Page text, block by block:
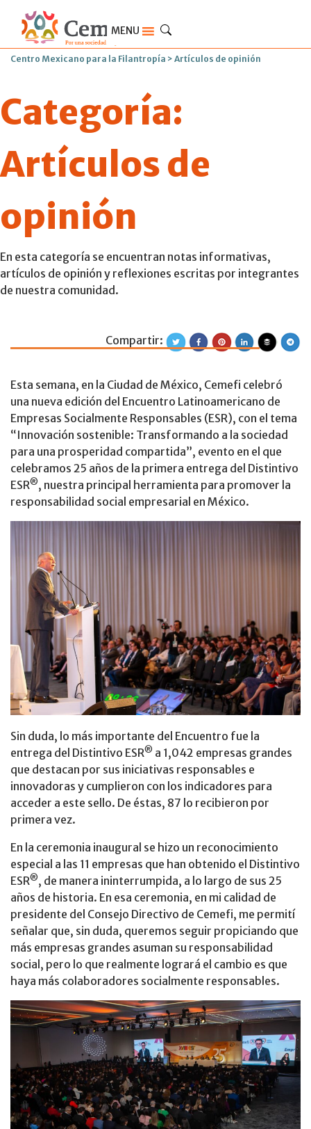
MENU
Centro Mexicano para la Filantropía > Artículos de opinión
Categoría:
Artículos de
opinión
En esta categoría se encuentran notas informativas,
artículos de opinión y reflexiones escritas por integrantes
de nuestra comunidad.
25 años
Compartir:
Esta semana, en la Ciudad de México, Cemefi celebró
una nueva edición del Encuentro Latinoamericano de
Empresas Socialmente Responsables (ESR), con el tema
“Innovación sostenible: Transformando a la sociedad
para una prosperidad compartida”, evento en el que
celebramos 25 años de la primera entrega del Distintivo
ESR®, nuestra principal herramienta para promover la
responsabilidad social empresarial en México.
Sin duda, lo más importante del Encuentro fue la
entrega del Distintivo ESR® a 1,042 empresas grandes
que destacan por sus iniciativas responsables e
innovadoras y cumplieron con los indicadores para
acceder a este sello. De éstas, 87 lo recibieron por
primera vez.
En la ceremonia inaugural se hizo un reconocimiento
especial a las 11 empresas que han obtenido el Distintivo
ESR®, de manera ininterrumpida, a lo largo de sus 25
años de historia. En esa ceremonia, en mi calidad de
presidente del Consejo Directivo de Cemefi, me permití
señalar que, sin duda, queremos seguir propiciando que
más empresas grandes asuman su responsabilidad
social, pero lo que realmente logrará el cambio es que
haya más colaboradores socialmente responsables.